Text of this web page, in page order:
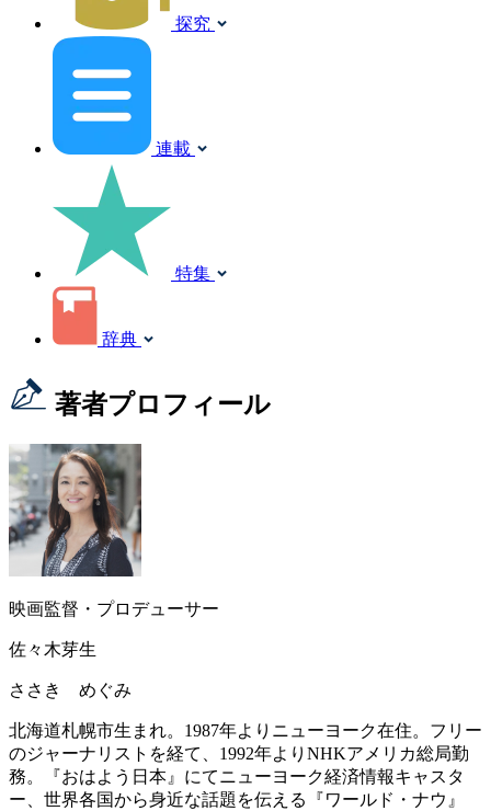
探究
連載
特集
辞典
著者プロフィール
映画監督・プロデューサー
佐々木芽生
ささき めぐみ
北海道札幌市生まれ。1987年よりニューヨーク在住。フリー
のジャーナリストを経て、1992年よりNHKアメリカ総局勤
務。『おはよう日本』にてニューヨーク経済情報キャスタ
ー、世界各国から身近な話題を伝える『ワールド・ナウ』